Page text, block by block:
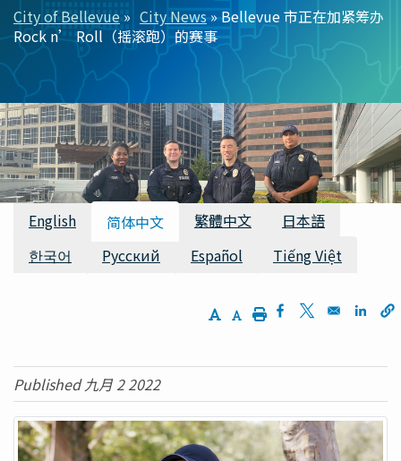
面
包
屑
City of Bellevue City News Bellevue 市正在加紧筹办
Rock n’ Roll（摇滚跑）的赛事
可用翻译
English 简体中文 繁體中文
日本語
한국어
Русский Español Tiếng Việt
Increase Text Size
Decrease Text Size
PrintOpens in a new
Opens in a
Published 九月 2 2022